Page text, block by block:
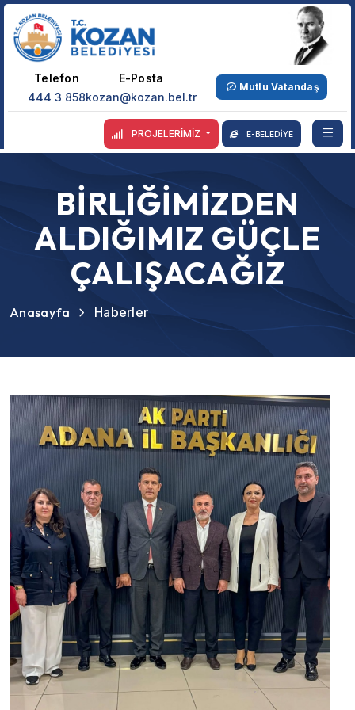
Telefon
444 3 858
E-Posta
kozan@kozan.bel.tr
Mutlu Vatandaş
PROJELERİMİZ E-BELEDİYE
BİRLİĞİMİZDEN
ALDIĞIMIZ GÜÇLE
ÇALIŞACAĞIZ
Anasayfa Haberler